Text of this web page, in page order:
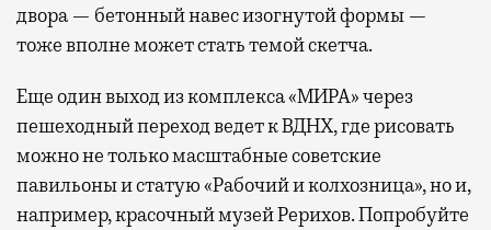
двора — бетонный навес изогнутой формы —
тоже вполне может стать темой скетча.
Еще один выход из комплекса «МИРА» через
пешеходный переход ведет к ВДНХ, где рисовать
можно не только масштабные советские
павильоны и статую «Рабочий и колхозница», но и,
например, красочный музей Рерихов. Попробуйте